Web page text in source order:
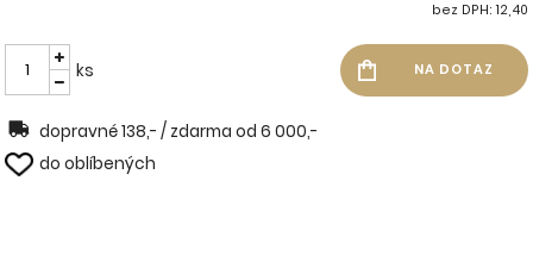
bez DPH: 12,40
ks
dopravné 138,- / zdarma od 6 000,-
do oblíbených